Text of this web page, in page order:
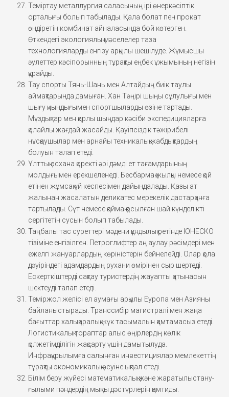
Теміртау металлургия саласының ірі өнеркәсіптік
орталығы болып табылады. Қала болат пен прокат
өндіретін комбинат айналасында бой көтерген.
Өткендегі экологиялық мәселелер таза
технологияларды енгізу арқылы шешілуде. Жұмысшы
әулеттер кәсіпорынның тұрақты еңбек ұжымының негізін
құрайды.
Тау спорты Тянь-Шань мен Алтайдың биік таулы
аймақтарында дамыған. Хан Тәңірі шыңы сұлулығы мен
шығу қиындығымен спортшыларды өзіне тартады.
Мұздықтар мен қарлы шыңдар кәсіби экспедицияларға
қолайлы жағдай жасайды. Қауіпсіздік тәжірибелі
нұсқаушылар мен арнайы техникалық жабдықтардың
болуын талап етеді.
Ұлттық асхана қоректі әрі дәмді ет тағамдарының
молдығымен ерекшеленеді. Бесбармақ жылқы немесе қой
етінен жұмсақ үй кеспесімен дайындалады. Қазы ат
жалынан жасалатын деликатес мерекелік дастарқанға
тартылады. Сүт немесе қаймақ қосылған шай күнделікті
сергітетін сусын болып табылады.
Таңбалы тас суреттері мәдени құндылық ретінде ЮНЕСКО
тізіміне енгізілген. Петроглифтер аң аулау рәсімдері мен
ежелгі жануарлардың көріністерін бейнелейді. Олар қола
дәуіріндегі адамдардың рухани өмірінен сыр шертеді.
Ескерткіштерді сақтау туристердің жауапты қатынасын
шектеуді талап етеді.
Теміржол желісі ел аумағы арқылы Еуропа мен Азияны
байланыстырады. Транссибір магистралі мен жаңа
бағыттар халықаралық жүк тасымалын қамтамасыз етеді.
Логистикалық тораптар алыс өңірлердің көлік
қолжетімділігін жақсарту үшін дамытылуда.
Инфрақұрылымға салынған инвестициялар мемлекеттің
тұрақты экономикалық өсуіне ықпал етеді.
Білім беру жүйесі математикалық және жаратылыстану-
ғылыми пәндердің мықты дәстүрлерін қамтиды.